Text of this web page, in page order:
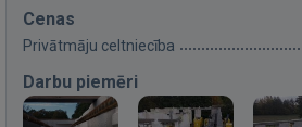
Cenas
Privātmāju celtniecība
Darbu piemēri